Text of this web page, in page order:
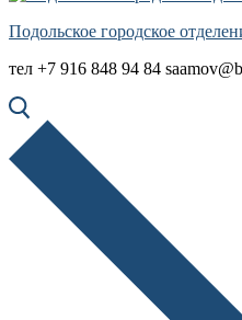
Подольское городское
тел +7 916 848 94 84